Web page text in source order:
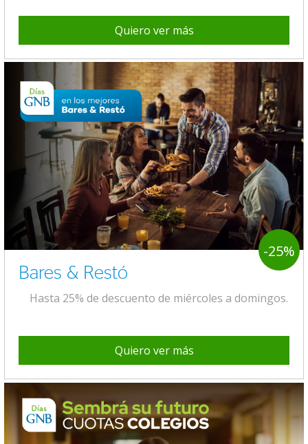
Quiero ver más
-25%
Bares & Restó
Hasta 25% de descuento de miércoles a domingos.
Quiero ver más